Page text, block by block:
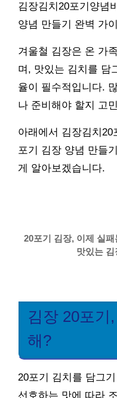
김장김치20포기양념
양념 만들기 완벽 가
겨울철 김장은 온 가
며, 맛있는 김치를 담
율이 필수적입니다.
나 준비해야 할지 고
아래에서 김장김치
포기 김장 양념 만들
게 알아보겠습니다.
20포기 김장, 이제 실
맛있는
김장 20포기
해?
20포기 김치를 담그
선호하는 맛에 따라